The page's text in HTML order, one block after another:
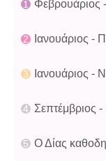
Ιανουάριος -
Ιανουάριος -
Σεπτέμβριος
Ο Δίας